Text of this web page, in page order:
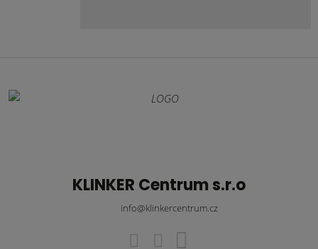
KLINKER Centrum s.r.o
info@klinkercentrum.cz